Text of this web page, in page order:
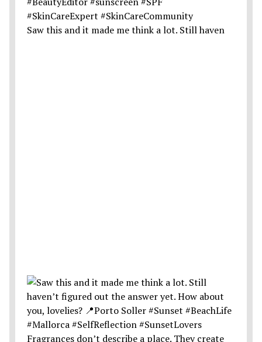
Saw this and it made me think a lot. Still haven
Fragrances don’t describe a place. They create